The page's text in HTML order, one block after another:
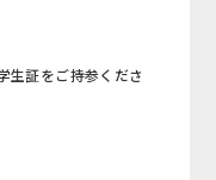
証をご持参くださ